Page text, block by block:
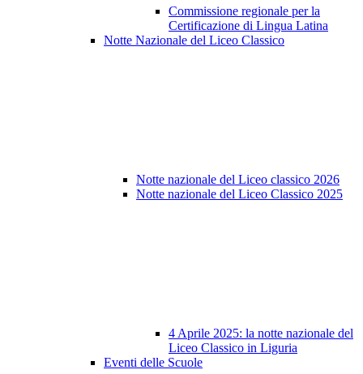
Commissione regionale per la
Certificazione di Lingua Latina
Notte Nazionale del Liceo Classico
Notte nazionale del Liceo classico 2026
Notte nazionale del Liceo Classico 2025
4 Aprile 2025: la notte nazionale del
Liceo Classico in Liguria
Eventi delle Scuole